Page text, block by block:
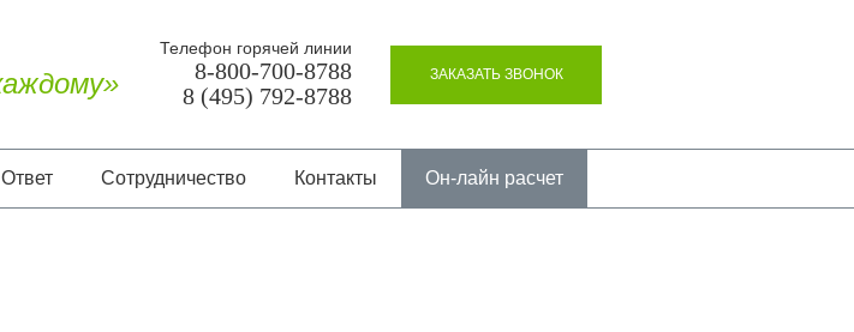
Телефон горячей линии
8-800-700-8788
8 (495) 792-8788
ЗАКАЗАТЬ ЗВОНОК
Сотрудничество Контакты Он-лайн расчет